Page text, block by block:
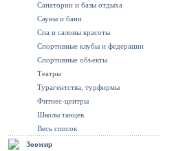
Санатории и базы отдыха
Сауны и бани
Спа и салоны красоты
Спортивные клубы и федерации
Спортивные объекты
Театры
Турагентства, турфирмы
Фитнес-центры
Школы танцев
Весь список
Зоомир